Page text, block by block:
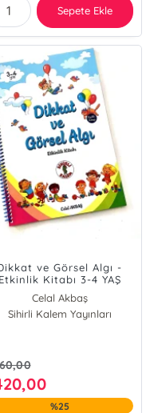
Sepete Ekle
ve Görsel Algı -
Etkinlik Kitabı 3-4 YAŞ
Celal Akbaş
Sihirli Kalem Yayınları
%25